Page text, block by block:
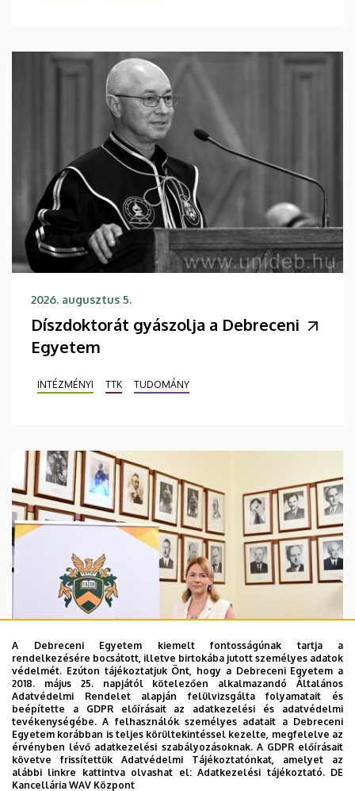
2026. augusztus 5.
Díszdoktorát gyászolja a Debreceni
Egyetem
INTÉZMÉNYI TTK TUDOMÁNY
2026. augusztus 5.
Hagyományőrzés és innováció a
Bölcsészettudományi Karon
BÖLCSÉSZETTUDOMÁNY
A Debreceni Egyetem kiemelt fontosságúnak tartja a
rendelkezésére bocsátott, illetve birtokába jutott személyes adatok
védelmét. Ezúton tájékoztatjuk Önt, hogy a Debreceni Egyetem a
2018. május 25. napjától kötelezően alkalmazandó Általános
Adatvédelmi Rendelet alapján felülvizsgálta folyamatait és
beépítette a GDPR előírásait az adatkezelési és adatvédelmi
tevékenységébe. A felhasználók személyes adatait a Debreceni
Egyetem korábban is teljes körültekintéssel kezelte, megfelelve az
érvényben lévő adatkezelési szabályozásoknak. A GDPR előírásait
követve frissítettük Adatvédelmi Tájékoztatónkat, amelyet az
alábbi linkre kattintva olvashat el:Adatkezelési tájékoztató. DE
Kancellária WAV Központ